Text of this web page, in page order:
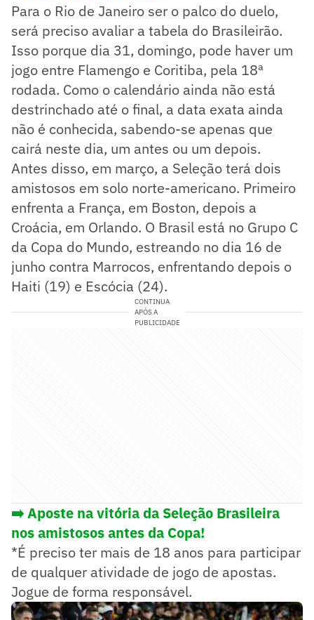
Para o Rio de Janeiro ser o palco do duelo,
será preciso avaliar a tabela do Brasileirão.
Isso porque dia 31, domingo, pode haver um
jogo entre Flamengo e Coritiba, pela 18ª
rodada. Como o calendário ainda não está
destrinchado até o final, a data exata ainda
não é conhecida, sabendo-se apenas que
cairá neste dia, um antes ou um depois.
Antes disso, em março, a Seleção terá dois
amistosos em solo norte-americano. Primeiro
enfrenta a França, em Boston, depois a
Croácia, em Orlando. O Brasil está no Grupo C
da Copa do Mundo, estreando no dia 16 de
junho contra Marrocos, enfrentando depois o
Haiti (19) e Escócia (24).
CONTINUA
APÓS A
PUBLICIDADE
➡️ Aposte na vitória da Seleção Brasileira
nos amistosos antes da Copa!
*É preciso ter mais de 18 anos para participar
de qualquer atividade de jogo de apostas.
Jogue de forma responsável.